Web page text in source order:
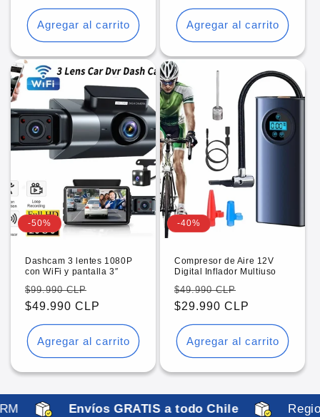
oferta
Agregar al carrito Agregar al carrito
-50%
Dashcam 3 lentes 1080P
con WiFi y pantalla 3″
Precio
habitual
$99.990 CLP
de
oferta
$49.990 CLP
Agregar al carrito
-40%
Compresor de Aire 12V
Digital Inflador Multiuso
Precio
habitual
$49.990 CLP
de
oferta
$29.990 CLP
Agregar al carrito
Envíos GRATIS a todo Chile
10% DE DESCUENTO
Regístrate y obtén 10% de
descuento en tu primera
compra
Ingresa tu correo para obtener 10% de
descuento en tu primera compra, además de
ofertas y novedades.
Correo electrónico
Al registrarte aceptas recibir comunicaciones comerciales y
Política de privacidad .